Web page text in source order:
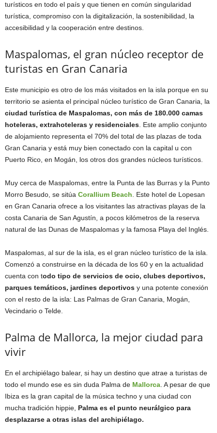
turísticos en todo el país y que tienen en común singularidad
turística, compromiso con la digitalización, la sostenibilidad, la
accesibilidad y la cooperación entre destinos.
Maspalomas, el gran núcleo receptor de
turistas en Gran Canaria
Este municipio es otro de los más visitados en la isla porque en su
territorio se asienta el principal núcleo turístico de Gran Canaria, la
ciudad turística de Maspalomas, con más de 180.000 camas
hoteleras, extrahoteleras y residenciales. Este amplio conjunto
de alojamiento representa el 70% del total de las plazas de toda
Gran Canaria y está muy bien conectado con la capital u con
Puerto Rico, en Mogán, los otros dos grandes núcleos turísticos.
Muy cerca de Maspalomas, entre la Punta de las Burras y la Punto
Morro Besudo, se sitúa Corallium Beach. Este hotel de Lopesan
en Gran Canaria ofrece a los visitantes las atractivas playas de la
costa Canaria de San Agustín, a pocos kilómetros de la reserva
natural de las Dunas de Maspalomas y la famosa Playa del Inglés.
Maspalomas, al sur de la isla, es el gran núcleo turístico de la isla.
Comenzó a construirse en la década de los 60 y en la actualidad
cuenta con todo tipo de servicios de ocio, clubes deportivos,
parques temáticos, jardines deportivos y una potente conexión
con el resto de la isla: Las Palmas de Gran Canaria, Mogán,
Vecindario o Telde.
Palma de Mallorca, la mejor ciudad para
vivir
En el archipiélago balear, si hay un destino que atrae a turistas de
todo el mundo ese es sin duda Palma de Mallorca. A pesar de que
Ibiza es la gran capital de la música techno y una ciudad con
mucha tradición hippie, Palma es el punto neurálgico para
desplazarse a otras islas del archipiélago.